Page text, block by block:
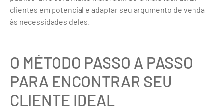
clientes em potencial e adaptar seu argumento de venda
às necessidades deles.
O MÉTODO PASSO A PASSO
PARA ENCONTRAR SEU
CLIENTE IDEAL